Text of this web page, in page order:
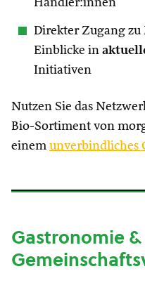
Händler:innen
Direkter Zugang zu
Einblicke in
Initiativen
Nutzen Sie das
Bio-Sortiment von
einem unverbindliches
Gastronomie &